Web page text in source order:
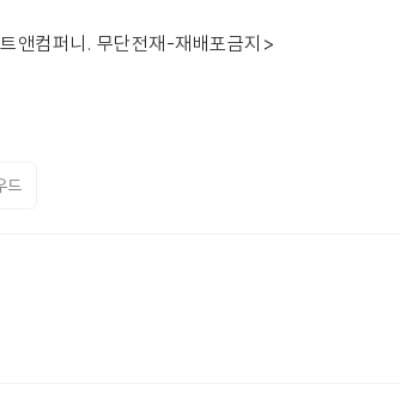
앤컴퍼니. 무단전재-재배포금지>
드